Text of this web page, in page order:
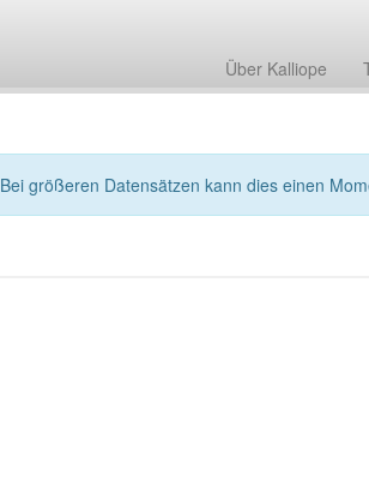
Über Kalliope
Bei größeren Datensätzen kann dies einen